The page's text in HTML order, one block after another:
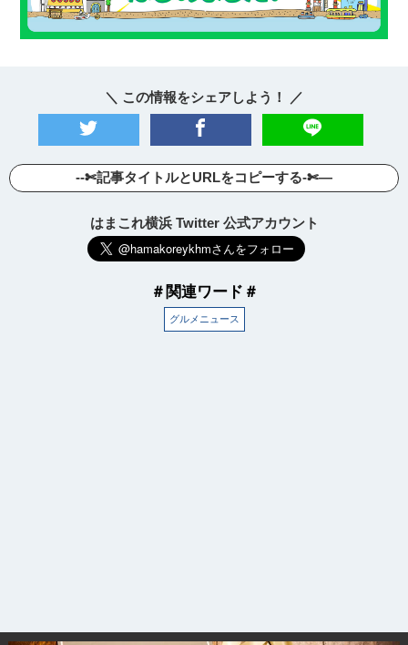
＼ この情報をシェアしよう！ ／
--✄記事タイトルとURLをコピーする-✄—
はまこれ横浜 Twitter 公式アカウント
＃関連ワード＃
グルメニュース